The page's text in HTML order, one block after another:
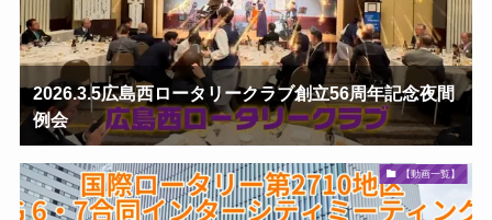
2026.3.5広島西ロータリークラブ創立56周年記念夜間
例会
【動画一覧】